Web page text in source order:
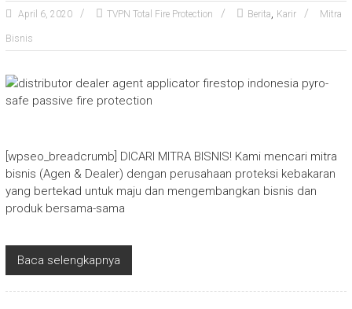
April 6, 2020 TVPN Total Fire Protection Berita, Karir Mitra
Bisnis
[wpseo_breadcrumb] DICARI MITRA BISNIS! Kami mencari mitra
bisnis (Agen & Dealer) dengan perusahaan proteksi kebakaran
yang bertekad untuk maju dan mengembangkan bisnis dan
produk bersama-sama
Baca selengkapnya